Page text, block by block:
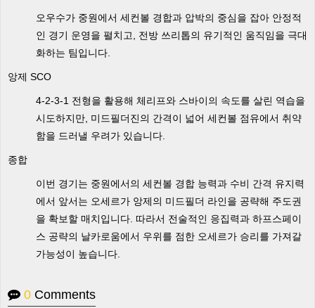
오우수가 중원에서 세컨볼 경합과 압박의 중심을 잡아 안정적
인 경기 운영을 펼치고, 전방 쓰리톱의 유기적인 움직임을 극대
화하는 팀입니다.
앙제 SCO
4-2-3-1 전형을 활용해 체리프와 스바이의 속도를 살린 역습을
시도하지만, 미드필더진의 간격이 넓어 세컨볼 점유에서 취약
함을 드러낼 우려가 있습니다.
종합
이번 경기는 중원에서의 세컨볼 경합 능력과 수비 간격 유지력
에서 앞서는 오세르가 앙제의 미드필더 라인을 공략해 주도권
을 확보할 매치입니다. 따라서 전술적인 응집력과 하프스페이
스 공략의 날카로움에서 우위를 점한 오세르가 승리를 가져갈
가능성이 높습니다.
0 Comments